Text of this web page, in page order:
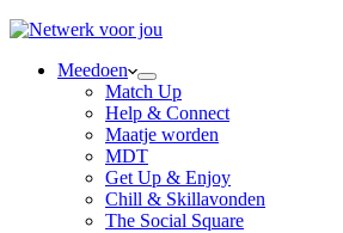
Meedoen
Match Up
Help & Connect
Maatje worden
MDT
Get Up & Enjoy
Chill & Skillavonden
The Social Square